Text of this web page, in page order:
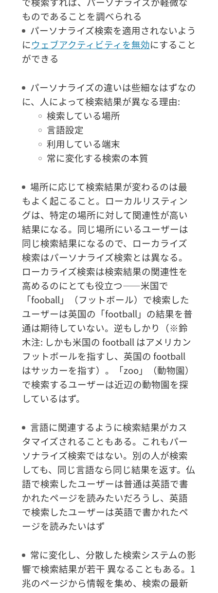
ものであることを調べられる
パーソナライズ検索を適用されないよう
にウェブアクティビティを無効にすること
ができる
パーソナライズの違いは些細なはずなの
に、人によって検索結果が異なる理由:
検索している場所
言語設定
利用している端末
常に変化する検索の本質
場所に応じて検索結果が変わるのは最
もよく起こること。ローカルリスティン
グは、特定の場所に対して関連性が高い
結果になる。同じ場所にいるユーザーは
同じ検索結果になるので、ローカライズ
検索はパーソナライズ検索とは異なる。
ローカライズ検索は検索結果の関連性を
高めるのにとても役立つ――米国で
「fooball」（フットボール）で検索した
ユーザーは英国の「football」の結果を普
通は期待していない。逆もしかり（※鈴
木注: しかも米国の football はアメリカン
フットボールを指すし、英国の football
はサッカーを指す）。「zoo」（動物園）
で検索するユーザーは近辺の動物園を探
しているはず。
言語に関連するように検索結果がカス
タマイズされることもある。これもパー
ソナライズ検索ではない。別の人が検索
しても、同じ言語なら同じ結果を返す。仏
語で検索したユーザーは普通は英語で書
かれたページを読みたいだろうし、英語
で検索したユーザーは英語で書かれたペ
ージを読みたいはず
常に変化し、分散した検索システムの影
響で検索結果が若干 異なることもある。1
兆のページから情報を集め、検索の最新